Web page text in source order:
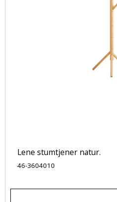
Lene stumtjener natur.
46-3604010